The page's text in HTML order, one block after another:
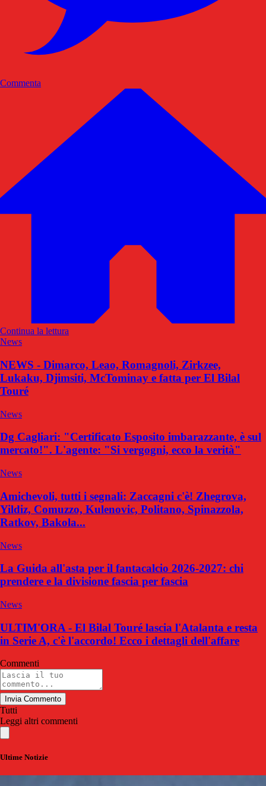
Commenta
Continua la lettura
News
NEWS - Dimarco, Leao, Romagnoli, Zirkzee,
Lukaku, Djimsiti, McTominay e fatta per El Bilal
Touré
News
Dg Cagliari: "Certificato Esposito imbarazzante, è sul
mercato!". L'agente: "Si vergogni, ecco la verità"
News
Amichevoli, tutti i segnali: Zaccagni c'è! Zhegrova,
Yildiz, Comuzzo, Kulenovic, Politano, Spinazzola,
Ratkov, Bakola...
News
La Guida all'asta per il fantacalcio 2026-2027: chi
prendere e la divisione fascia per fascia
News
ULTIM'ORA - El Bilal Touré lascia l'Atalanta e resta
in Serie A, c'è l'accordo! Ecco i dettagli dell'affare
Commenti
Invia Commento
Tutti
Leggi altri commenti
Ultime Notizie